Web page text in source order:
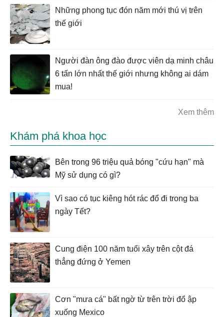
Những phong tục đón năm mới thú vị trên
thế giới
Người đàn ông đào được viên dạ minh châu
6 tấn lớn nhất thế giới nhưng không ai dám
mua!
Xem thêm
Khám phá khoa học
Bên trong 96 triệu quả bóng "cứu hạn" mà
Mỹ sử dụng có gì?
Vì sao có tục kiêng hót rác đổ đi trong ba
ngày Tết?
Cung điện 100 năm tuổi xây trên cột đá
thẳng đứng ở Yemen
Cơn "mưa cá" bất ngờ từ trên trời đổ ập
xuống Mexico